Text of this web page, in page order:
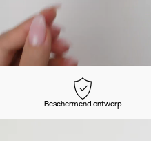
Beschermend ontwerp